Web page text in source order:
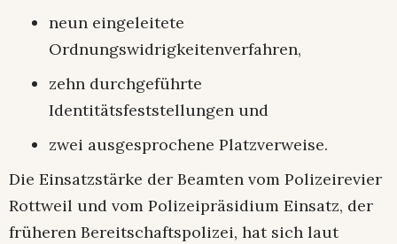
neun eingeleitete
Ordnungswidrigkeitenverfahren,
zehn durchgeführte
Identitätsfeststellungen und
zwei ausgesprochene Platzverweise.
Die Einsatzstärke der Beamten vom Polizeirevier
Rottweil und vom Polizeipräsidium Einsatz, der
früheren Bereitschaftspolizei, hat sich laut